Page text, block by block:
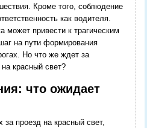
Кроме того, соблюдение
как водителя.
может привести к трагическим
на пути формирования
Но что же ждет за
красный свет?
что ожидает
за проезд на красный свет,